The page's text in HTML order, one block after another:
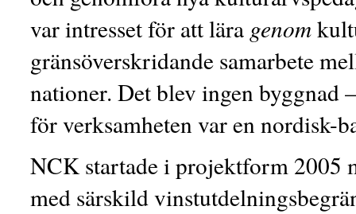
var intresset för att lära genom
gränsöverskridande samarbete
nationer. Det blev ingen byggnad
för verksamheten var en
NCK startade i projektform 2005
med särskild